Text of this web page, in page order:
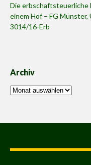
Die erbschaftsteuerliche
einem Hof – FG Münster,
3014/16-Erb
Archiv
Archiv